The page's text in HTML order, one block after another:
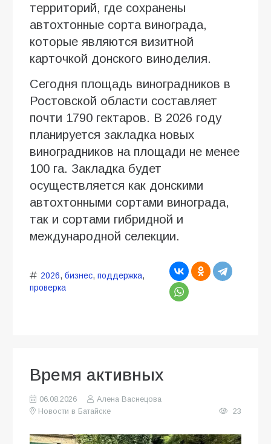
территорий, где сохранены
автохтонные сорта винограда,
которые являются визитной
карточкой донского виноделия.
Сегодня площадь виноградников в
Ростовской области составляет
почти 1790 гектаров. В 2026 году
планируется закладка новых
виноградников на площади не менее
100 га. Закладка будет
осуществляется как донскими
автохтонными сортами винограда,
так и сортами гибридной и
международной селекции.
2026, бизнес, поддержка,
проверка
Время активных
06.08.2026
Алена Васнецова
Новости в Батайске
23